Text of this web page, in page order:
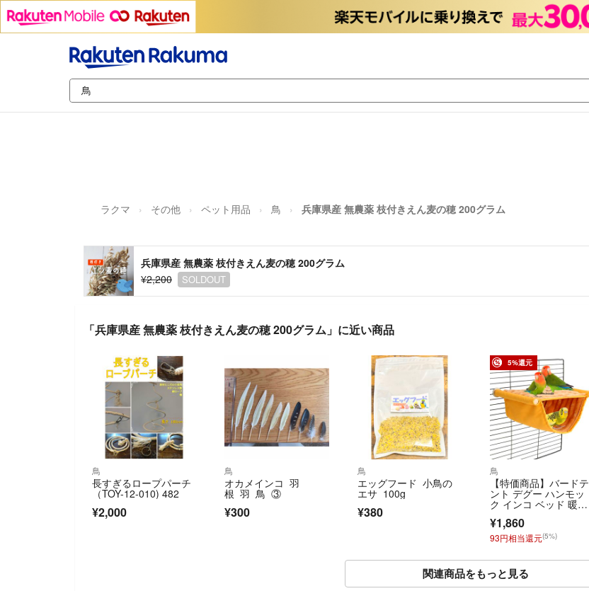
ラクマ その他 ペット用品 鳥 兵庫県産 無農薬 枝付きえん麦の穂 200グラム
兵庫県産 無農薬 枝付きえん麦の穂 200グラム
¥2,200
SOLDOUT
「兵庫県産 無農薬 枝付きえん麦の穂 200グラム」に近い商品
鳥
長すぎるロープパーチ
（TOY-12-010) 482
¥2,000
鳥
オカメインコ 羽
根 羽 鳥 ③
¥300
鳥
エッグフード 小鳥の
エサ 100g
¥380
5%還元
鳥
【特価商品】バードテ
ント デグー ハンモッ
ク インコ ベッド 暖か
い小動物の家の
¥1,860
93円相当還元(5%)
関連商品をもっと見る